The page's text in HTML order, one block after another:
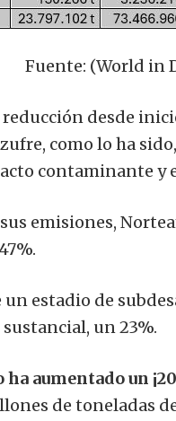
Fuente: (World in
reducción desde
como lo ha
contaminante y
emisiones,
un estadio de
un 23%.
ha aumentado un
de toneladas